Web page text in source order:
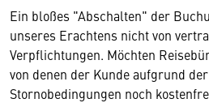
Ein bloßes "Abschalten" der
unseres Erachtens nicht von
Verpflichtungen. Möchten
von denen der Kunde aufgrund
Stornobedingungen noch